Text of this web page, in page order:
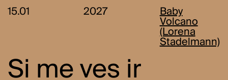
15.01 2027
Baby
Volcano
(Lorena
Stadelmann)
Si me ves ir